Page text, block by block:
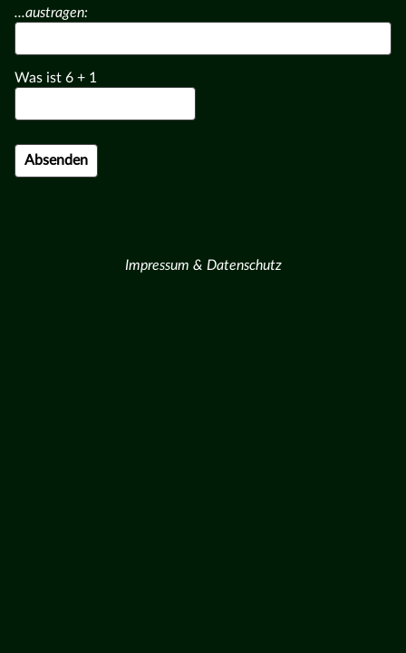
...austragen:
Was ist 6 + 1
Impressum & Datenschutz